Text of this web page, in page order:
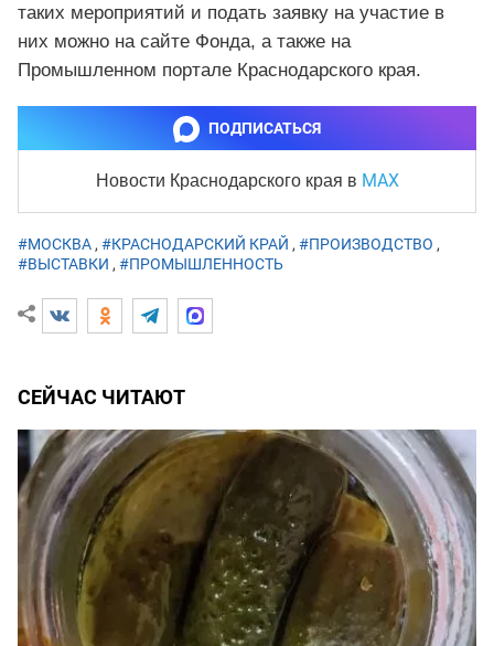
таких мероприятий и подать заявку на участие в
них можно на сайте Фонда, а также на
Промышленном портале Краснодарского края.
ПОДПИСАТЬСЯ
Новости Краснодарского края в MAX
#МОСКВА , #КРАСНОДАРСКИЙ КРАЙ , #ПРОИЗВОДСТВО ,
#ВЫСТАВКИ , #ПРОМЫШЛЕННОСТЬ
СЕЙЧАС ЧИТАЮТ